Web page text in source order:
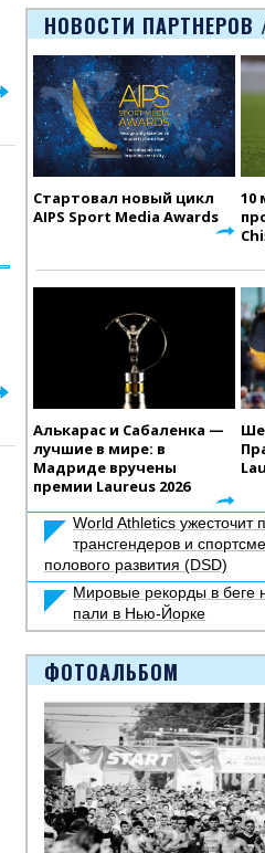
частью программы
Erasmus+ Европейско
НОВОСТИ
Стартовал новый цикл
AIPS Sport Media Awards
10
Алькарас и Сабаленка —
лучшие в мире: в
Мадриде вручены
премии Laureus 2026
World Athletics ужесточит
трансгендеров и
полового развития (DSD)
Мировые рекорды в беге
пали в Нью-Йорке
ФОТОАЛЬБОМ